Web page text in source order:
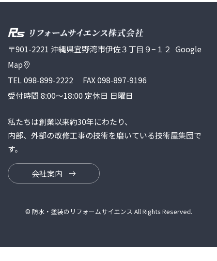
〒901-2221 沖縄県宜野湾市伊佐３丁目９−１２ Google
Map
TEL 098-899-2222
FAX 098-897-9196
受付時間 8:00～18:00 定休日 日曜日
私たちは創業以来約30年にわたり、
内部、外部の改修工事の技術を磨いている技術屋集団で
す。
会社案内
© 防水・塗装のリフォームサイエンス All Rights Reserved.